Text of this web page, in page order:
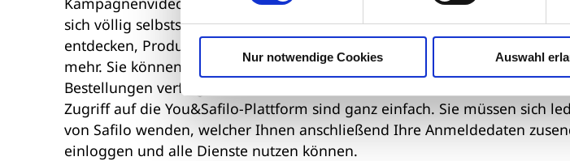
Nur notwendige Cookies Auswahl
sich völlig selbstständig bei You&Safilo anmelden, die Kataloge
entdecken, Produkte kaufen, Ersatzteile bestellen, Service- und
mehr. Sie können die Verfügbarkeit der Produkte in Echtzeit überprüfen,
Bestellungen verfolgen und direkt mit dem Kundendienst in Kontakt
Zugriff auf die You&Safilo-Plattform sind ganz einfach. Sie müssen sich
von Safilo wenden, welcher Ihnen anschließend Ihre Anmeldedaten
einloggen und alle Dienste nutzen können.